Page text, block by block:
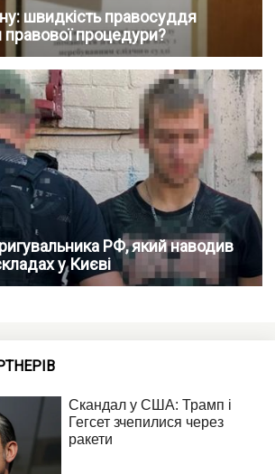
швидкість правосуддя
процедури?
РФ, який наводив
у Києві